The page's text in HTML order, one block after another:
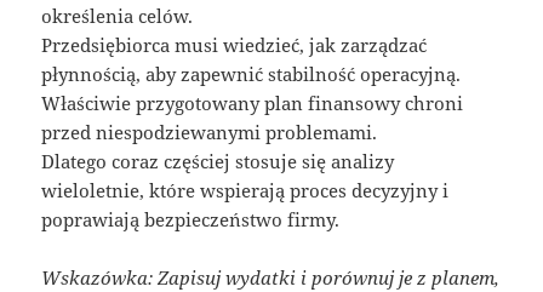
określenia celów.
Przedsiębiorca musi wiedzieć, jak zarządzać
płynnością, aby zapewnić stabilność operacyjną.
Właściwie przygotowany plan finansowy chroni
przed niespodziewanymi problemami.
Dlatego coraz częściej stosuje się analizy
wieloletnie, które wspierają proces decyzyjny i
poprawiają bezpieczeństwo firmy.
Wskazówka: Zapisuj wydatki i porównuj je z planem,